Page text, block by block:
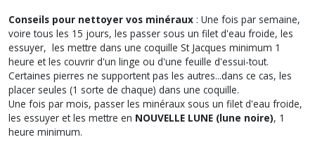
Conseils pour nettoyer vos minéraux : Une fois par semaine,
voire tous les 15 jours, les passer sous un filet d'eau froide, les
essuyer, les mettre dans une coquille St Jacques minimum 1
heure et les couvrir d'un linge ou d'une feuille d'essui-tout.
Certaines pierres ne supportent pas les autres...dans ce cas, les
placer seules (1 sorte de chaque) dans une coquille.
Une fois par mois, passer les minéraux sous un filet d'eau froide,
les essuyer et les mettre en NOUVELLE LUNE (lune noire), 1
heure minimum.